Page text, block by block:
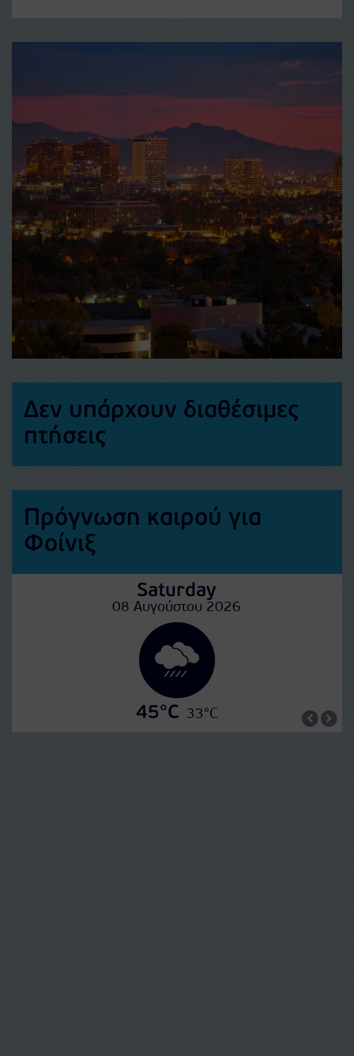
Δεν υπάρχουν διαθέσιμες
πτήσεις
Πρόγνωση καιρού για
Φοίνιξ
Saturday
08 Αυγούστου 2026
45°C 33°C